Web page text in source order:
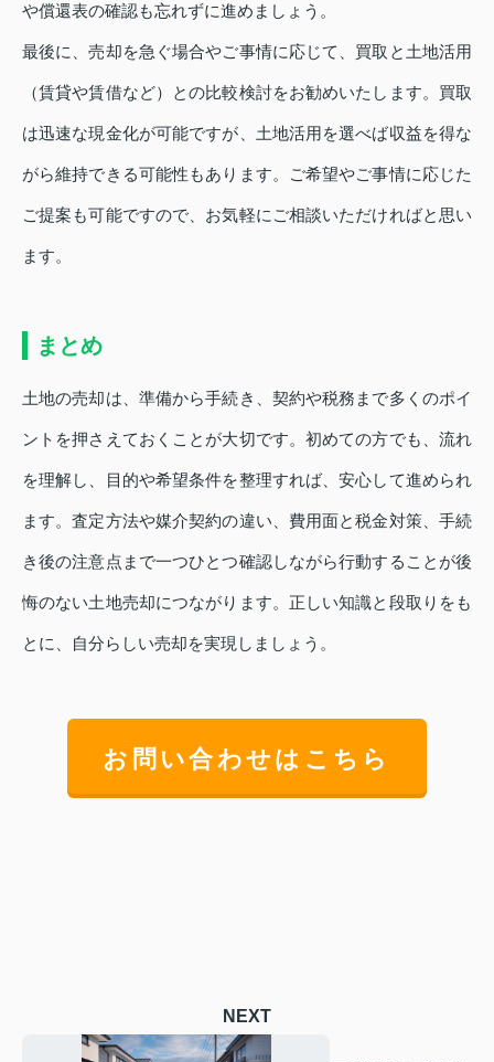
や償還表の確認も忘れずに進めましょう。
最後に、売却を急ぐ場合やご事情に応じて、買取と土地活用
（賃貸や賃借など）との比較検討をお勧めいたします。買取
は迅速な現金化が可能ですが、土地活用を選べば収益を得な
がら維持できる可能性もあります。ご希望やご事情に応じた
ご提案も可能ですので、お気軽にご相談いただければと思い
ます。
まとめ
土地の売却は、準備から手続き、契約や税務まで多くのポイ
ントを押さえておくことが大切です。初めての方でも、流れ
を理解し、目的や希望条件を整理すれば、安心して進められ
ます。査定方法や媒介契約の違い、費用面と税金対策、手続
き後の注意点まで一つひとつ確認しながら行動することが後
悔のない土地売却につながります。正しい知識と段取りをも
とに、自分らしい売却を実現しましょう。
お問い合わせはこちら
NEXT